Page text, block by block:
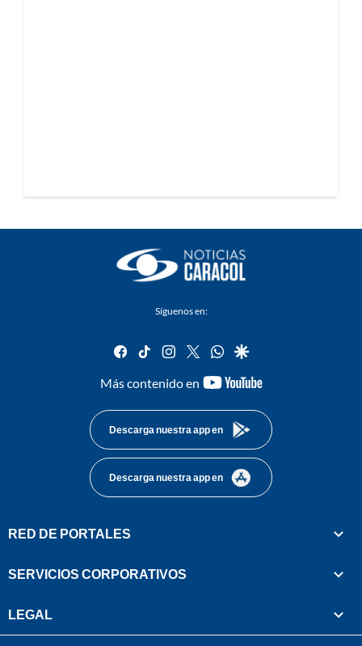
Síguenos en:
facebook
tiktok instagram
twitterwhatsapp
google
Más contenido en
youtube-
Descarga nuestra app en
Descarga nuestra app en
RED DE PORTALES
SERVICIOS CORPORATIVOS
LEGAL